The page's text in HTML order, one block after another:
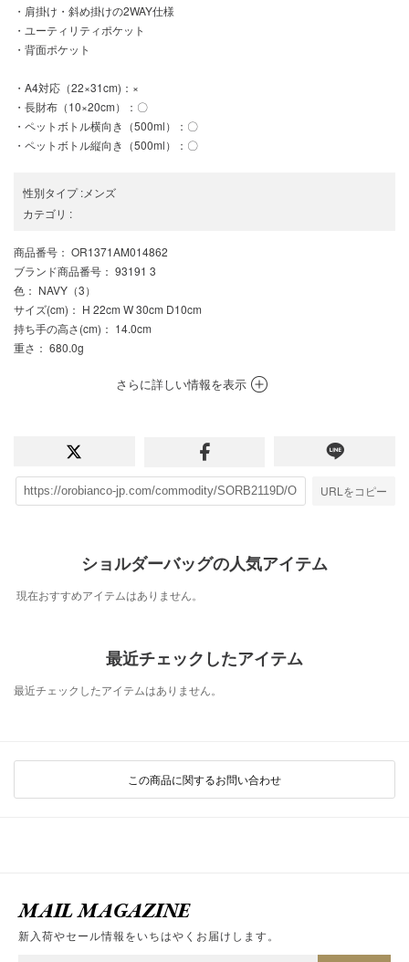
・肩掛け・斜め掛けの2WAY仕様
・ユーティリティポケット
・背面ポケット
・A4対応（22×31cm)：×
・長財布（10×20cm）：〇
・ペットボトル横向き（500ml）：〇
・ペットボトル縦向き（500ml）：〇
性別タイプ:メンズ
カテゴリ :
商品番号 ： OR1371AM014862
ブランド商品番号 ： 93191 3
色 ： NAVY（3）
サイズ(cm) ： H 22cm W 30cm D10cm
持ち手の高さ(cm) ： 14.0cm
重さ ： 680.0g
さらに詳しい情報を表示
URLをコピー
ショルダーバッグの人気アイテム
現在おすすめアイテムはありません。
最近チェックしたアイテム
最近チェックしたアイテムはありません。
この商品に関するお問い合わせ
MAIL MAGAZINE
新入荷やセール情報をいちはやくお届けします。